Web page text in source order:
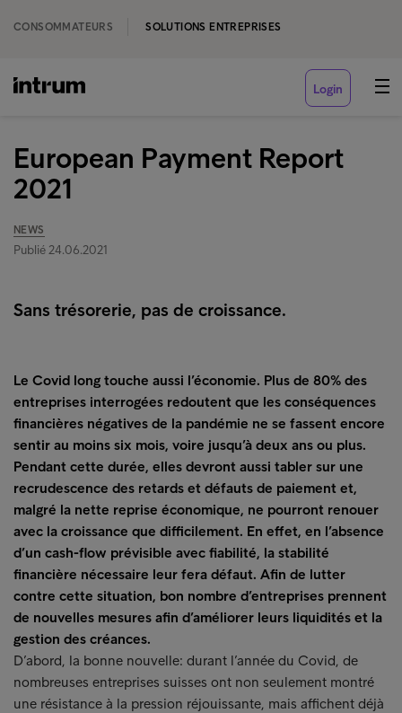
CONSOMMATEURS SOLUTIONS ENTREPRISES
Login
European Payment Report
2021
NEWS
Publié 24.06.2021
Sans trésorerie, pas de croissance.
Le Covid long touche aussi l’économie. Plus de 80% des
entreprises interrogées redoutent que les conséquences
financières négatives de la pandémie ne se fassent encore
sentir au moins six mois, voire jusqu’à deux ans ou plus.
Pendant cette durée, elles devront aussi tabler sur une
recrudescence des retards et défauts de paiement et,
malgré la nette reprise économique, ne pourront renouer
avec la croissance que difficilement. En effet, en l’absence
d’un cash-flow prévisible avec fiabilité, la stabilité
financière nécessaire leur fera défaut. Afin de lutter
contre cette situation, bon nombre d’entreprises prennent
de nouvelles mesures afin d’améliorer leurs liquidités et la
gestion des créances.
D’abord, la bonne nouvelle: durant l’année du Covid, de
nombreuses entreprises suisses ont non seulement montré
une résistance à la pression réjouissante, mais affichent déjà